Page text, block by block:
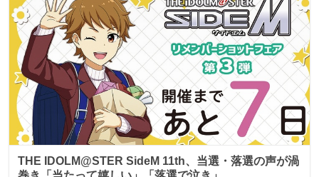
THE IDOLM@STER SideM 11th、当選・落選の声が渦